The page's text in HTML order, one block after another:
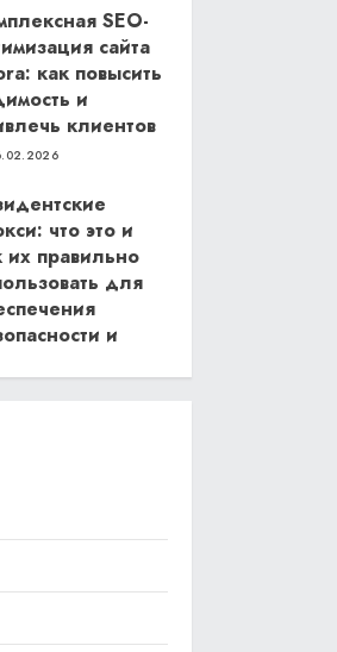
SEO-
сайта
как повысить
и
клиентов
что это и
их правильно
для
и